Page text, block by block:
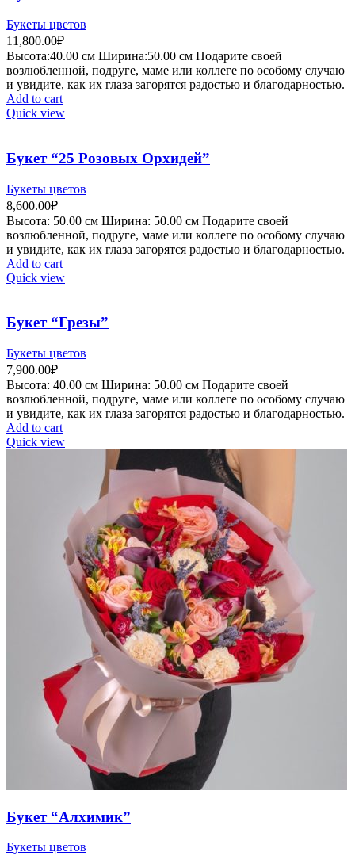
Букеты цветов
11,800.00₽
Высота:40.00 см Ширина:50.00 см Подарите своей
возлюбленной, подруге, маме или коллеге по особому случаю
и увидите, как их глаза загорятся радостью и благодарностью.
Add to cart
Quick view
Букет “25 Розовых Орхидей”
Букеты цветов
8,600.00₽
Высота: 50.00 см Ширина: 50.00 см Подарите своей
возлюбленной, подруге, маме или коллеге по особому случаю
и увидите, как их глаза загорятся радостью и благодарностью.
Add to cart
Quick view
Букет “Грезы”
Букеты цветов
7,900.00₽
Высота: 40.00 см Ширина: 50.00 см Подарите своей
возлюбленной, подруге, маме или коллеге по особому случаю
и увидите, как их глаза загорятся радостью и благодарностью.
Add to cart
Quick view
Букет “Алхимик”
Букеты цветов